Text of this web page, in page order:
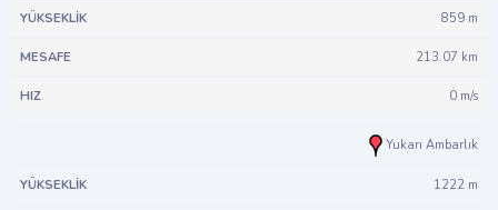
859 m
213.07 km
0 m/s
Yukarı Ambarlık
1222 m